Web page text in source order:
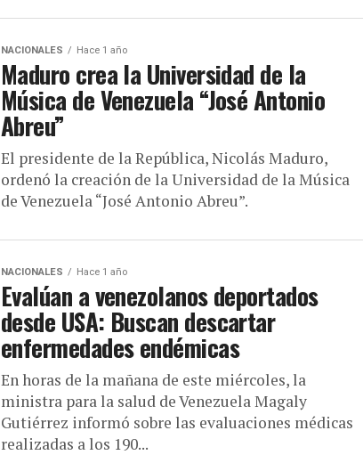
NACIONALES Hace 1 año
Maduro crea la Universidad de la
Música de Venezuela “José Antonio
Abreu”
El presidente de la República, Nicolás Maduro,
ordenó la creación de la Universidad de la Música
de Venezuela “José Antonio Abreu”.
NACIONALES Hace 1 año
Evalúan a venezolanos deportados
desde USA: Buscan descartar
enfermedades endémicas
En horas de la mañana de este miércoles, la
ministra para la salud de Venezuela Magaly
Gutiérrez informó sobre las evaluaciones médicas
realizadas a los 190...